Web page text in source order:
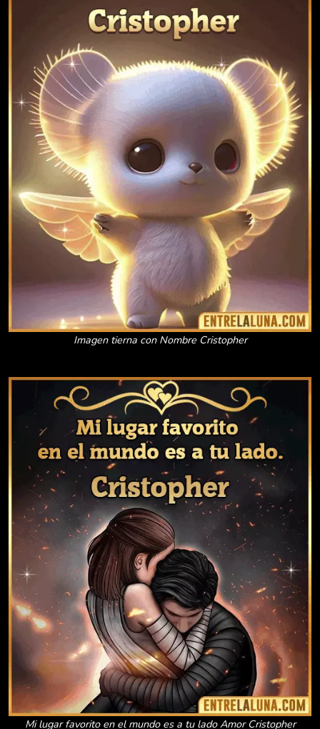
Imagen tierna con Nombre Cristopher
Mi lugar favorito en el mundo es a tu lado Amor Cristopher